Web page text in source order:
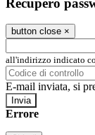
button close ×
all'indirizzo indicato
E-mail inviata, si
Errore